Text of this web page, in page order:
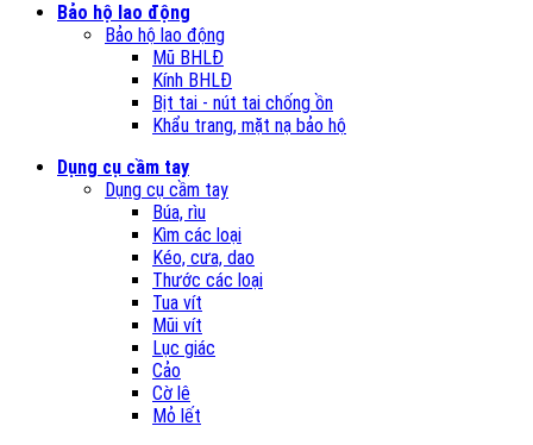
Bảo hộ lao động
Bảo hộ lao động
Mũ BHLĐ
Kính BHLĐ
Bịt tai - nút tai chống ồn
Khẩu trang, mặt nạ bảo hộ
Dụng cụ cầm tay
Dụng cụ cầm tay
Búa, rìu
Kìm các loại
Kéo, cưa, dao
Thước các loại
Tua vít
Mũi vít
Lục giác
Cảo
Cờ lê
Mỏ lết